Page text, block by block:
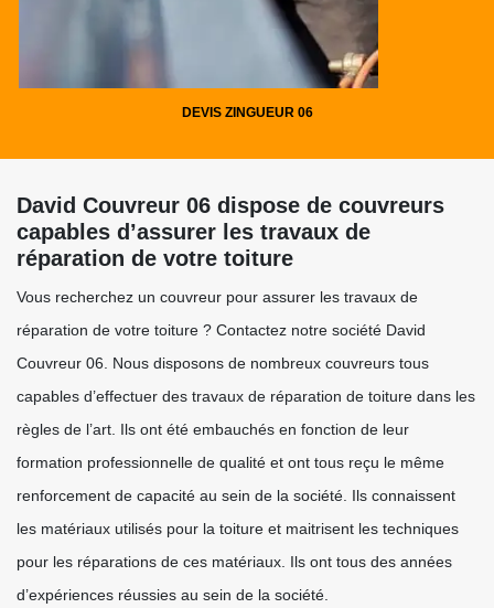
DEVIS ZINGUEUR 06
David Couvreur 06 dispose de couvreurs
capables d’assurer les travaux de
réparation de votre toiture
Vous recherchez un couvreur pour assurer les travaux de
réparation de votre toiture ? Contactez notre société David
Couvreur 06. Nous disposons de nombreux couvreurs tous
capables d’effectuer des travaux de réparation de toiture dans les
règles de l’art. Ils ont été embauchés en fonction de leur
formation professionnelle de qualité et ont tous reçu le même
renforcement de capacité au sein de la société. Ils connaissent
les matériaux utilisés pour la toiture et maitrisent les techniques
pour les réparations de ces matériaux. Ils ont tous des années
d’expériences réussies au sein de la société.